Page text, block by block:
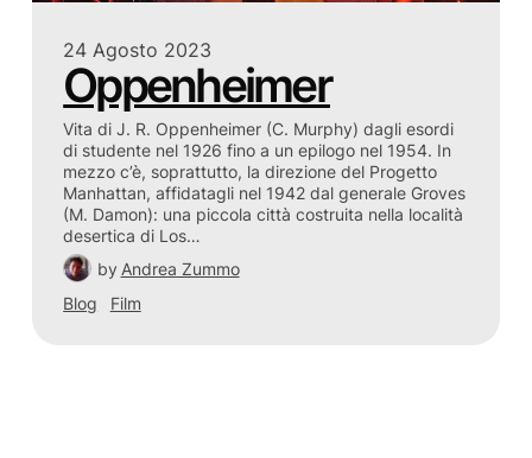
24 Agosto 2023
Oppenheimer
Vita di J. R. Oppenheimer (C. Murphy) dagli esordi
di studente nel 1926 fino a un epilogo nel 1954. In
mezzo c’è, soprattutto, la direzione del Progetto
Manhattan, affidatagli nel 1942 dal generale Groves
(M. Damon): una piccola città costruita nella località
desertica di Los…
by Andrea Zummo
Blog
Film